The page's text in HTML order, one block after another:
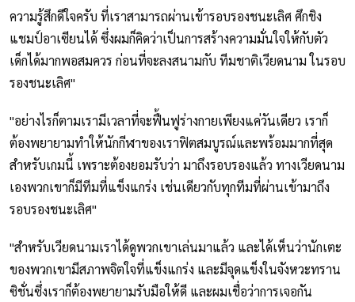
ความรู้สึกดีใจครับ ที่เราสามารถผ่านเข้ารอบรองชนะเลิศ ศึกชิง
แชมป์อาเซียนได้ ซึ่งผมก็คิดว่าเป็นการสร้างความมั่นใจให้กับตัว
เด็กได้มากพอสมควร ก่อนที่จะลงสนามกับ ทีมชาติเวียดนาม ในรอบ
รองชนะเลิศ"
"อย่างไรก็ตามเรามีเวลาที่จะฟื้นฟูร่างกายเพียงแค่วันเดียว เราก็
ต้องพยายามทำให้นักกีฬาของเราฟิตสมบูรณ์และพร้อมมากที่สุด
สำหรับเกมนี้ เพราะต้องยอมรับว่า มาถึงรอบรองแล้ว ทางเวียดนาม
เองพวกเขาก็มีทีมที่แข็งแกร่ง เช่นเดียวกับทุกทีมที่ผ่านเข้ามาถึง
รอบรองชนะเลิศ"
"สำหรับเวียดนามเราได้ดูพวกเขาเล่นมาแล้ว และได้เห็นว่านักเตะ
ของพวกเขามีสภาพจิตใจที่แข็งแกร่ง และมีจุดแข็งในจังหวะทราน
ซิชั่นซึ่งเราก็ต้องพยายามรับมือให้ดี และผมเชื่อว่าการเจอกัน